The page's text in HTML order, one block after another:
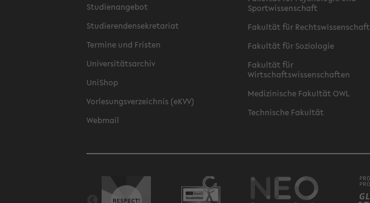
Studienangebot
Studierendensekretariat
Termine und Fristen
Universitätsarchiv
UniShop
Vorlesungsverzeichnis (eKVV)
Webmail
Sportwissenschaft
Fakultät für Rechtswissenschaft
Fakultät für Soziologie
Fakultät für
Wirtschaftswissenschaften
Medizinische Fakultät OWL
Technische Fakultät